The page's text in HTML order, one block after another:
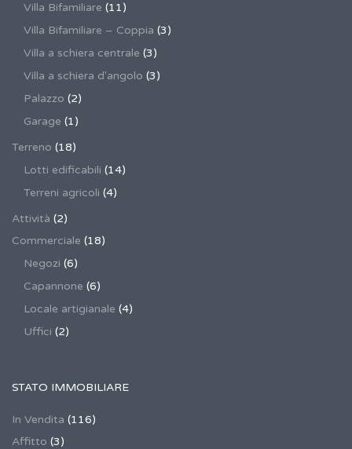
Villa Bifamiliare (11)
Villa Bifamiliare – Coppia (3)
Villa a schiera centrale (3)
Villa a schiera d'angolo (3)
Palazzo (2)
Garage (1)
Terreno (18)
Lotti edificabili (14)
Terreni agricoli (4)
Attività (2)
Commerciale (18)
Negozi (6)
Capannone (6)
Locale artigianale (4)
Uffici (2)
STATO IMMOBILIARE
In Vendita (116)
Affitto (3)